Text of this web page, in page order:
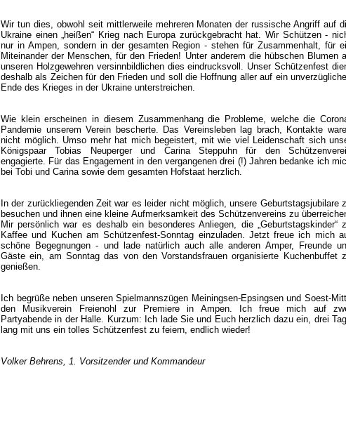
Wir tun dies, obwohl seit mittlerweile mehreren Monaten der russische Angriff auf
Ukraine einen „heißen“ Krieg nach Europa zurückgebracht hat. Wir Schützen -
nur in Ampen, sondern in der gesamten Region - stehen für Zusammenhalt, für
Miteinander der Menschen, für den Frieden! Unter anderem die hübschen Blumen
unseren Holzgewehren versinnbildlichen dies eindrucksvoll. Unser Schützenfest
deshalb als Zeichen für den Frieden und soll die Hoffnung aller auf ein
Ende des Krieges in der Ukraine unterstreichen.
Wie kleinerscheinen in diesem Zusammenhang die Probleme, welche die
Pandemie unserem Verein bescherte. Das Vereinsleben lag brach, Kontakte
nicht möglich. Umso mehr hat mich begeistert, mit wie viel Leidenschaft sich
Königspaar Tobias Neuperger und Carina Steppuhn für den
engagierte. Für das Engagement in den vergangenen drei (!) Jahren bedanke ich
bei Tobi und Carina sowie dem gesamten Hofstaat herzlich.
In der zurückliegenden Zeit war es leider nicht möglich, unsere Geburtstagsjubilare
besuchen und ihnen eine kleine Aufmerksamkeit des Schützenvereins zu
Mir persönlich war es deshalb ein besonderes Anliegen, die „Geburtstagskinder“
Kaffee und Kuchen am Schützenfest-Sonntag einzuladen. Jetzt freue ich mich
schöne Begegnungen - und lade natürlich auch alle anderen Amper, Freunde
Gäste ein, am Sonntag das von den Vorstandsfrauen organisierte Kuchenbuffet
genießen.
Ich begrüße neben unseren Spielmannszügen Meiningsen-Epsingsen und Soest-
den Musikverein Freienohl zur Premiere in Ampen. Ich freue mich auf
Partyabende in der Halle. Kurzum: Ich lade Sie und Euch herzlich dazu ein, drei
lang mit uns ein tolles Schützenfest zu feiern, endlich wieder!
Volker Behrens, 1. Vorsitzender und Kommandeur